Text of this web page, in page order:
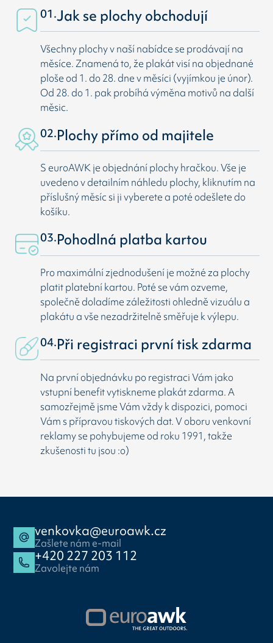
01.Jak se plochy obchodují
Všechny plochy v naší nabídce se prodávají na
měsíce. Znamená to, že plakát visí na objednané
ploše od 1. do 28. dne v měsíci (vyjímkou je únor).
Od 28. do 1. pak probíhá výměna motivů na další
měsic.
02.Plochy přímo od majitele
S euroAWK je objednání plochy hračkou. Vše je
uvedeno v detailním náhledu plochy, kliknutím na
příslušný měsíc si ji vyberete a poté odešlete do
košíku.
03.Pohodlná platba kartou
Pro maximální zjednodušení je možné za plochy
platit platební kartou. Poté se vám ozveme,
společně doladíme záležitosti ohledně vizuálu a
plakátu a vše nezadržitelně směřuje k výlepu.
04.Při registraci první tisk zdarma
Na první objednávku po registraci Vám jako
vstupní benefit vytiskneme plakát zdarma. A
samozřejmě jsme Vám vždy k dispozici, pomoci
Vám s přípravou tiskových dat. V oboru venkovní
reklamy se pohybujeme od roku 1991, takže
zkušenosti tu jsou :o)
venkovka@euroawk.cz
Zašlete nám e-mail
+420 227 203 112
Zavolejte nám